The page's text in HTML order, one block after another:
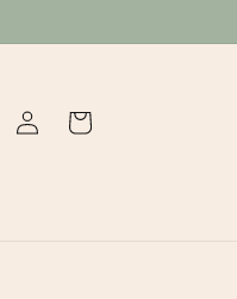
AccediCarrello